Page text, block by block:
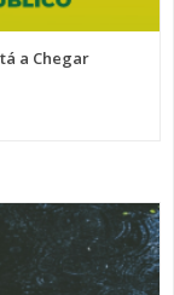
a Chegar